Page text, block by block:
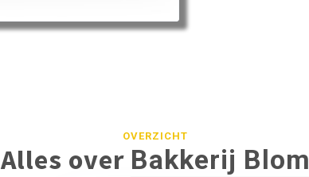
OVERZICHT
Alles over Bakkerij Blom